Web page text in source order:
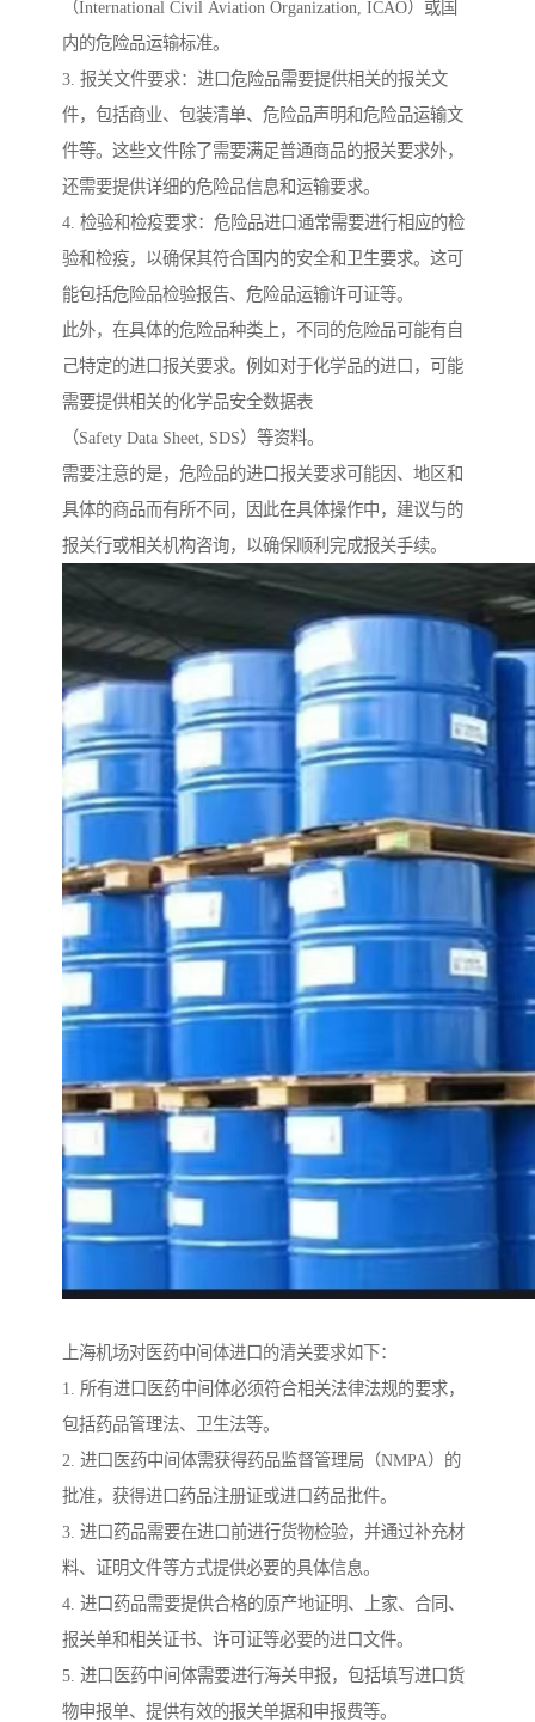
（International Civil Aviation Organization, ICAO）或国
内的危险品运输标准。
3. 报关文件要求：进口危险品需要提供相关的报关文
件，包括商业、包装清单、危险品声明和危险品运输文
件等。这些文件除了需要满足普通商品的报关要求外，
还需要提供详细的危险品信息和运输要求。
4. 检验和检疫要求：危险品进口通常需要进行相应的检
验和检疫，以确保其符合国内的安全和卫生要求。这可
能包括危险品检验报告、危险品运输许可证等。
此外，在具体的危险品种类上，不同的危险品可能有自
己特定的进口报关要求。例如对于化学品的进口，可能
需要提供相关的化学品安全数据表
（Safety Data Sheet, SDS）等资料。
需要注意的是，危险品的进口报关要求可能因、地区和
具体的商品而有所不同，因此在具体操作中，建议与的
报关行或相关机构咨询，以确保顺利完成报关手续。
上海机场对医药中间体进口的清关要求如下：
1. 所有进口医药中间体必须符合相关法律法规的要求，
包括药品管理法、卫生法等。
2. 进口医药中间体需获得药品监督管理局（NMPA）的
批准，获得进口药品注册证或进口药品批件。
3. 进口药品需要在进口前进行货物检验，并通过补充材
料、证明文件等方式提供必要的具体信息。
4. 进口药品需要提供合格的原产地证明、上家、合同、
报关单和相关证书、许可证等必要的进口文件。
5. 进口医药中间体需要进行海关申报，包括填写进口货
物申报单、提供有效的报关单据和申报费等。